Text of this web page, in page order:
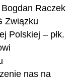
Raczek
Związku
Polskiej – płk.
nas na